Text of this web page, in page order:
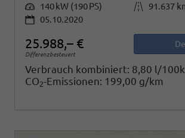
Leistung 140 kW (190 PS) Kilometerstand
91.637
05.10.2020
25.988,– €
Differenzbesteuert
Verbrauch kombiniert: 8,80 l/
CO2-Emissionen: 199,00 g/km